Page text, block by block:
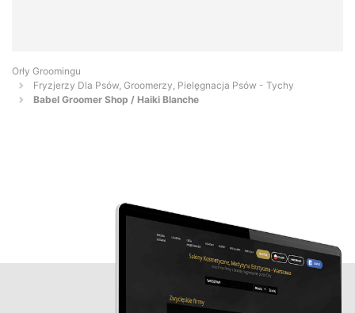
Orły Groomingu
Fryzjerzy Dla Psów, Groomerzy, Pielęgnacja Psów - Tychy
Babel Groomer Shop / Haiki Blanche